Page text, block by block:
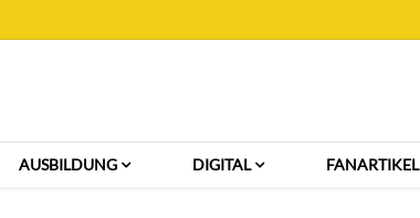
AUSBILDUNG DIGITAL FANARTIKEL